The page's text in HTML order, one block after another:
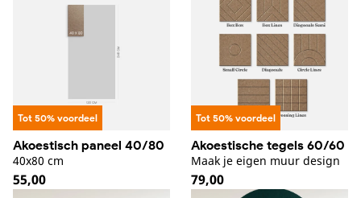
Tot 50% voordeel
Akoestisch paneel 40/80
40x80 cm
Normale
55,00
Tot 50% voordeel
Akoestische tegels 60/60
Maak je eigen muur design
Normale
79,00